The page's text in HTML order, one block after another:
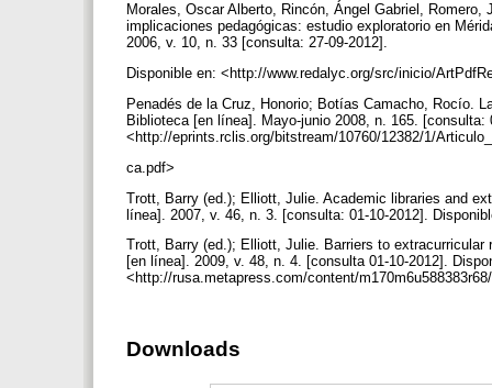
Morales, Oscar Alberto, Rincón, Ángel Gabriel,
implicaciones pedagógicas: estudio exploratorio en
2006, v. 10, n. 33 [consulta: 27-09-2012].
Disponible en: <http://www.redalyc.org/src/inicio/
Penadés de la Cruz, Honorio; Botías Camacho, Rocío.
Biblioteca [en línea]. Mayo-junio 2008, n. 165. [consulta:
<http://eprints.rclis.org/bitstream/10760/12382/1/
ca.pdf>
Trott, Barry (ed.); Elliott, Julie. Academic libraries and
línea]. 2007, v. 46, n. 3. [consulta: 01-10-2012].
Trott, Barry (ed.); Elliott, Julie. Barriers to
[en línea]. 2009, v. 48, n. 4. [consulta 01-10-2012].
<http://rusa.metapress.com/content/
Downloads